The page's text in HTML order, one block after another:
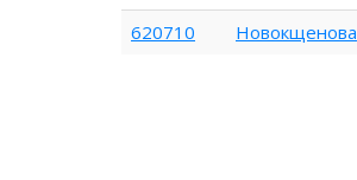
620710 Новокщенова